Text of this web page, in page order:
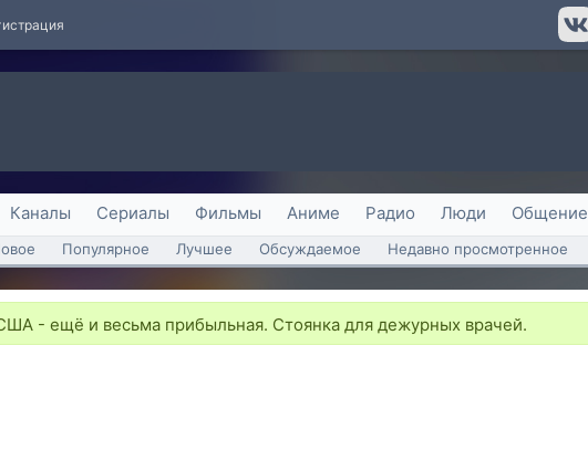
Каналы Сериалы Фильмы Аниме Радио Люди Общение
Популярное Лучшее Обсуждаемое Недавно просмотренное
- ещё и весьма прибыльная. Стоянка для дежурных врачей.